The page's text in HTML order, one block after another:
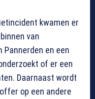
kwamen er
van
Pannerden en een
of er een
Daarnaast wordt
op een andere